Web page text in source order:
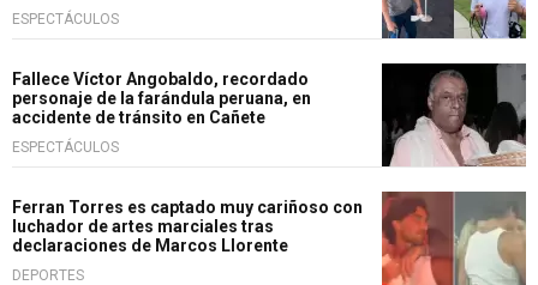
ESPECTÁCULOS
Fallece Víctor Angobaldo, recordado
personaje de la farándula peruana, en
accidente de tránsito en Cañete
ESPECTÁCULOS
Ferran Torres es captado muy cariñoso con
luchador de artes marciales tras
declaraciones de Marcos Llorente
DEPORTES